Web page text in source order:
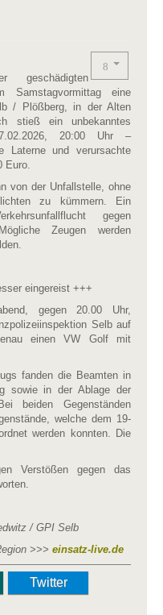
geschädigten
Samstagvormittag eine
/ Plößberg, in der Alten
stieß ein unbekanntes
20:00 Uhr –
Laterne und verursachte
Euro.
von der Unfallstelle, ohne
zu kümmern. Ein
gegen
Zeugen werden
eingereist +++
gegen 20.00 Uhr,
Selb auf
einen VW Golf mit
fanden die Beamten in
sowie in der Ablage der
beiden Gegenständen
welche dem 19-
werden konnten. Die
Verstößen gegen das
/ GPI Selb
>>> einsatz-live.de
Twitter